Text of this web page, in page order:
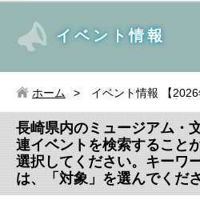
イベント情報
ホーム イベント情報 【2026
長崎県内のミュージアム・
連イベントを検索すること
選択してください。キーワ
は、「対象」を選んでくださ